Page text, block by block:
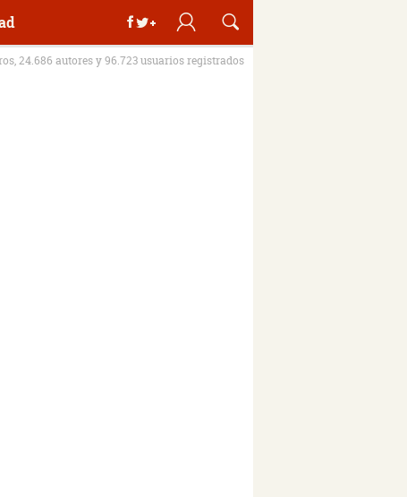
24.686 autores y 96.723 usuarios registrados